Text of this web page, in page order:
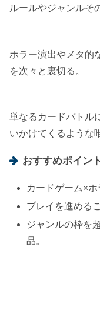
ルールやジャンルそ
ホラー演出やメタ的
を次々と裏切る。
単なるカードバトル
いかけてくるような
おすすめポイント
カードゲーム×ホ
プレイを進める
ジャンルの枠を
品。